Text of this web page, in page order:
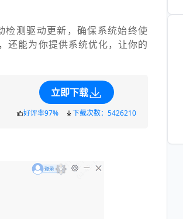
检测驱动更新，确保系统始终使
还能为你提供系统优化，让你的
立即下载
好评率97% 下载次数：5426210